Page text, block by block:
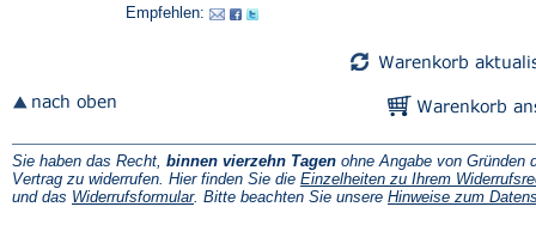
neuen
Empfehlen:
Sie haben das Recht, binnen vierzehn Tagen ohne Angabe von Gründen
Vertrag zu widerrufen. Hier finden Sie die Einzelheiten zu Ihrem
und das Widerrufsformular(Öffnet
. Bitte beachten Sie unsere Hinweise zum